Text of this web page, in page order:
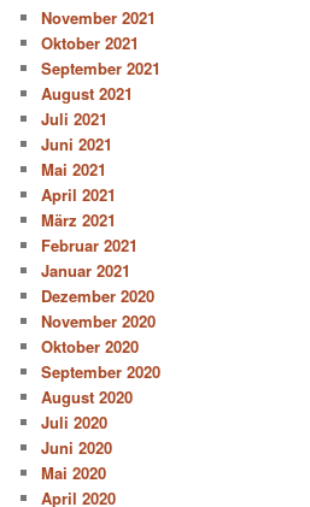
November 2021
Oktober 2021
September 2021
August 2021
Juli 2021
Juni 2021
Mai 2021
April 2021
März 2021
Februar 2021
Januar 2021
Dezember 2020
November 2020
Oktober 2020
September 2020
August 2020
Juli 2020
Juni 2020
Mai 2020
April 2020